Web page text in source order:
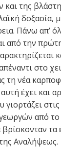
της
δοξασία,
Πάνω απ’
από την
στο
τη νέα
έχει και
από το
τα
Αναλήψεως.